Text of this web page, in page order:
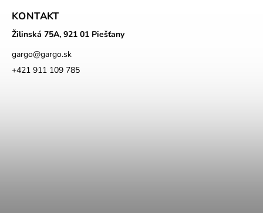
KONTAKT
Žilinská 75A, 921 01 Piešťany
gargo@gargo.sk
+421 911 109 785